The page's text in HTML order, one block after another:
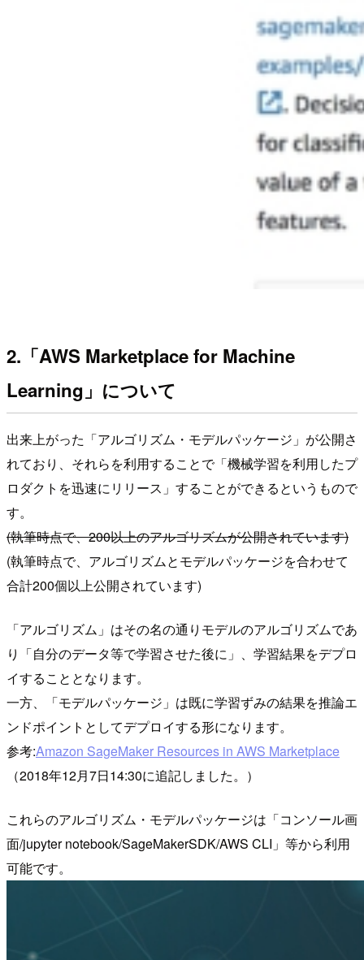
2.「AWS Marketplace for Machine
Learning」について
出来上がった「アルゴリズム・モデルパッケージ」が公開さ
れており、それらを利用することで「機械学習を利用したプ
ロダクトを迅速にリリース」することができるというもので
す。
(執筆時点で、200以上のアルゴリズムが公開されています)
(執筆時点で、アルゴリズムとモデルパッケージを合わせて
合計200個以上公開されています)
「アルゴリズム」はその名の通りモデルのアルゴリズムであ
り「自分のデータ等で学習させた後に」、学習結果をデプロ
イすることとなります。
一方、「モデルパッケージ」は既に学習ずみの結果を推論エ
ンドポイントとしてデプロイする形になります。
参考:Amazon SageMaker Resources in AWS Marketplace
（2018年12月7日14:30に追記しました。）
これらのアルゴリズム・モデルパッケージは「コンソール画
面/jupyter notebook/SageMakerSDK/AWS CLI」等から利用
可能です。